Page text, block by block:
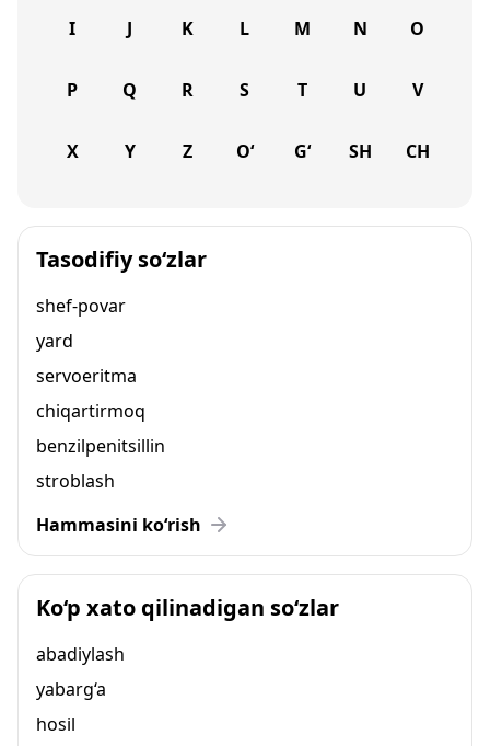
I J K L M N O
P Q R S T U V
X Y Z O‘ G‘ SH CH
Tasodifiy so‘zlar
shef-povar
yard
servoeritma
chiqartirmoq
benzilpenitsillin
stroblash
Hammasini ko‘rish
Ko‘p xato qilinadigan so‘zlar
abadiylash
yabarg‘a
hosil